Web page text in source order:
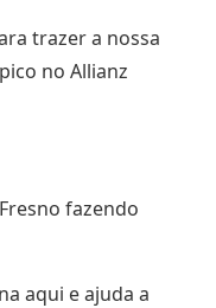
trazer a nossa
no Allianz
fazendo
aqui e ajuda a